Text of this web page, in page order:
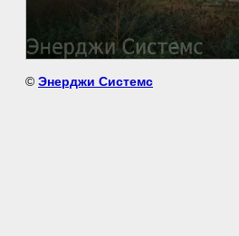
© Энерджи Системс